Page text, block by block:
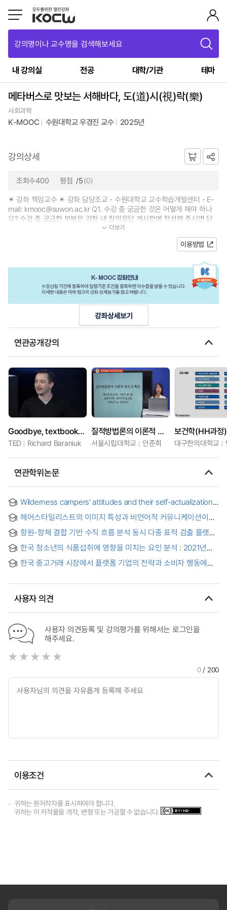
강의명이나 교수명을 검색해보세요
내 강의실 전공 대학/기관 테마
메타버스로 맛보는 서해바다, 도(道)시(視)락(樂)
사회과학
K-MOOC 수원대학교 우경진 교수 2025년
강의상세
조회수400 평점 /5(0)
✴ 강좌 책임교수 ✴ 강좌 담당조교 - 수원대학교 교수학습개발센터 - E-
mail: kmooc@suwon.ac.kr Q1. 수강 중 궁금한 것은 어떻게 해야 하나
요? 수강 중 궁금한 부분은 강좌 내 질의응답 게시판에 작성해 주시면 담
당 TA가 확인 후, 1~2일 이내에 응답할 예...
더보기
이용방법
연관공개강의
Goodbye, textbooks; hello, open-source learning
TED Richard Baraniuk
질적방법론의 이론적 배경과 쟁점
서울시립대학교 안준희
보건학(HH과정)
대구한의대학교
연관학위논문
Wilderness campers' attitudes and their self-actualization
based on study in three ontario provincial parks
헤어스타일리스트의 이미지 특성과 비언어적 커뮤니케이션이
고객만족과 재방문 의도에 미치는 영향
항원-항체 결합 기반 수직 흐름 분석 동시 다중 표적 검출 플랫폼
= Simultaneous multiple detection platform based on
vertical flow immunoassay
한국 청소년의 식품섭취에 영향을 미치는 요인 분석 : 2021년
청소년건강행태온라인조사자료를 바탕으로 = Analyzing
Factors Influencing Food Intake of Korean Adolescents :
Survey
한국 중고거래 시장에서 플랫폼 기업의 전략과 소비자 행동에
거래를 선호하는 소비자 사이의 조화와 상충에 대해 = Three
Consumer Behavior in the Second-hand Trading Market in
and consumers who prefer non-face-to-face transactions
사용자 의견
사용자 의견등록 및 강의평가를 위해서는 로그인을
해주세요.
0/ 200
이용조건
귀하는 원저작자를 표시하여야 합니다.
귀하는 이 저작물을 개작, 변형 또는 가공할 수 없습니다.